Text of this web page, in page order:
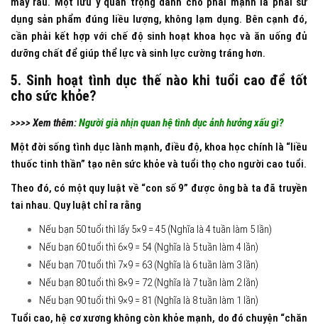
dụng sản phẩm đúng liều lượng, không lạm dụng. Bên cạnh đó,
cần phải kết hợp với chế độ sinh hoạt khoa học và ăn uống đủ
dưỡng chất để giúp thể lực và sinh lực cường tráng hơn.
5. Sinh hoạt tình dục thế nào khi tuổi cao để tốt
cho sức khỏe?
>>>> Xem thêm:Người già nhịn quan hệ tình dục ảnh hưởng xấu gì?
Một đời sống tình dục lành mạnh, điều độ, khoa học chính là “liều
thuốc tinh thần” tạo nên sức khỏe và tuổi thọ cho người cao tuổi.
Theo đó, có một quy luật về “con số 9” được ông bà ta đã truyền
tai nhau. Quy luật chỉ ra rằng
Nếu bạn 50 tuổi thì lấy 5×9 = 45 (Nghĩa là 4 tuần làm 5 lần)
Nếu bạn 60 tuổi thì 6×9 = 54 (Nghĩa là 5 tuần làm 4 lần)
Nếu bạn 70 tuổi thì 7×9 = 63 (Nghĩa là 6 tuần làm 3 lần)
Nếu bạn 80 tuổi thì 8×9 = 72 (Nghĩa là 7 tuần làm 2 lần)
Nếu bạn 90 tuổi thì 9×9 = 81 (Nghĩa là 8 tuần làm 1 lần)
Tuổi cao, hệ cơ xương không còn khỏe mạnh, do đó chuyện “chăn